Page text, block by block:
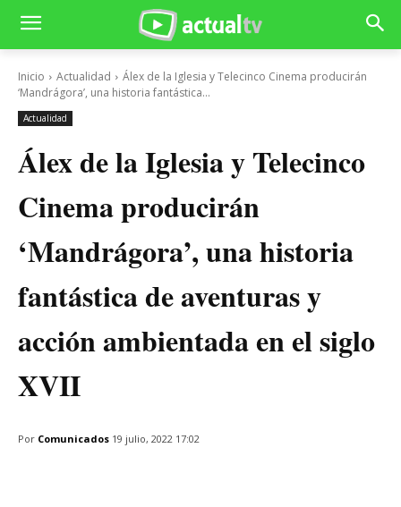
Inicio Actualidad
Álex de la Iglesia y Telecinco Cinema producirán
‘Mandrágora’, una historia fantástica...
Actualidad
Álex de la Iglesia y Telecinco
Cinema producirán
‘Mandrágora’, una historia
fantástica de aventuras y
acción ambientada en el siglo
XVII
Por Comunicados 19 julio, 2022 17:02